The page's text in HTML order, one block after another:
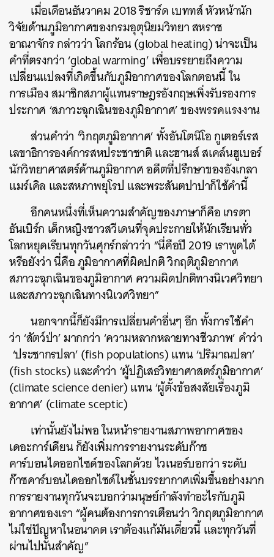
เมื่อเดือนธันวาคม 2018 ริชาร์ด เบททส์ หัวหน้านัก
วิจัยด้านภูมิอากาศของกรมอุตุนิยมวิทยา สหราช
อาณาจักร กล่าวว่า โลกร้อน (global heating) น่าจะเป็น
คำที่ตรงกว่า ‘global warming’ เพื่อบรรยายถึงความ
เปลี่ยนแปลงที่เกิดขึ้นกับภูมิอากาศของโลกตอนนี้ ใน
การเมือง สมาชิกสภาผู้แทนราษฎรอังกฤษเพิ่งรับรองการ
ประกาศ ‘สภาวะฉุกเฉินของภูมิอากาศ’ ของพรรคแรงงาน
ส่วนคำว่า ‘วิกฤตภูมิอากาศ’ ทั้งอันโตนิโอ กูเตอร์เรส
เลขาธิการองค์การสหประชาชาติ และฮานส์ สเคล์นฮูเบอร์
นักวิทยาศาสตร์ด้านภูมิอากาศ อดีตที่ปรึกษาของอังเกลา
แมร์เคิล และสหภาพยุโรป และพระสันตปาปาก็ใช้คำนี้
อีกคนหนึ่งที่เห็นความสำคัญของภาษาก็คือ เกรตา
ธันเบิร์ก เด็กหญิงชาวสวีเดนที่จุดประกายให้นักเรียนทั่ว
โลกหยุดเรียนทุกวันศุกร์กล่าวว่า “นี่คือปี 2019 เราพูดได้
หรือยังว่า นี่คือ ภูมิอากาศที่ผิดปกติ วิกฤติภูมิอากาศ
สภาวะฉุกเฉินของภูมิอากาศ ความผิดปกติทางนิเวศวิทยา
และสภาวะฉุกเฉินทางนิเวศวิทยา”
นอกจากนี้ก็ยังมีการเปลี่ยนคำอื่นๆ อีก ทั้งการใช้คำ
ว่า ‘สัตว์ป่า’ มากกว่า ‘ความหลากหลายทางชีวภาพ’ คำว่า
‘ประชากรปลา’ (fish populations) แทน ‘ปริมาณปลา’
(fish stocks) และคำว่า ‘ผู้ปฏิเสธวิทยาศาสตร์ภูมิอากาศ’
(climate science denier) แทน ‘ผู้ตั้งข้อสงสัยเรื่องภูมิ
อากาศ’ (climate sceptic)
เท่านั้นยังไม่พอ ในหน้ารายงานสภาพอากาศของ
เดอะการ์เดียน ก็ยังเพิ่มการรายงานระดับก๊าซ
คาร์บอนไดออกไซด์ของโลกด้วย ไวเนอร์บอกว่า ระดับ
ก๊าซคาร์บอนไดออกไซด์ในชั้นบรรยากาศเพิ่มขึ้นอย่างมาก
การรายงานทุกวันจะบอกว่ามนุษย์กำลังทำอะไรกับภูมิ
อากาศของเรา “ผู้คนต้องการการเตือนว่า วิกฤตภูมิอากาศ
ไม่ใช่ปัญหาในอนาคต เราต้องแก้มันเดี๋ยวนี้ และทุกวันที่
ผ่านไปนั้นสำคัญ”
SHARE TWEET